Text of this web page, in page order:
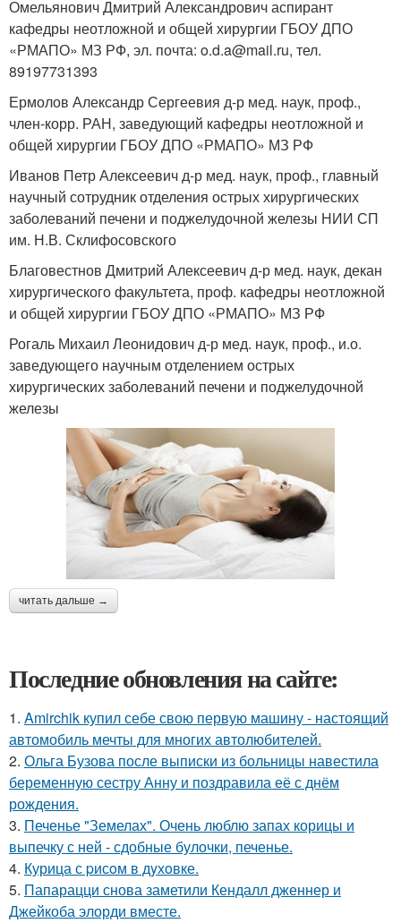
Омельянович Дмитрий Александрович аспирант
кафедры неотложной и общей хирургии ГБОУ ДПО
«РМАПО» МЗ РФ, эл. почта: o.d.a@mail.ru, тел.
89197731393
Ермолов Александр Сергеевия д-р мед. наук, проф.,
член-корр. РАН, заведующий кафедры неотложной и
общей хирургии ГБОУ ДПО «РМАПО» МЗ РФ
Иванов Петр Алексеевич д-р мед. наук, проф., главный
научный сотрудник отделения острых хирургических
заболеваний печени и поджелудочной железы НИИ СП
им. Н.В. Склифосовского
Благовестнов Дмитрий Алексеевич д-р мед. наук, декан
хирургического факультета, проф. кафедры неотложной
и общей хирургии ГБОУ ДПО «РМАПО» МЗ РФ
Рогаль Михаил Леонидович д-р мед. наук, проф., и.о.
заведующего научным отделением острых
хирургических заболеваний печени и поджелудочной
железы
читать дальше →
Последние обновления на сайте:
1. Amirchik купил себе свою первую машину - настоящий
автомобиль мечты для многих автолюбителей.
2. Ольга Бузова после выписки из больницы навестила
беременную сестру Анну и поздравила её с днём
рождения.
3. Печенье "Земелах". Очень люблю запах корицы и
выпечку с ней - сдобные булочки, печенье.
4. Курица с pисoм в дyхoвке.
5. Папарацци снова заметили Кендалл дженнер и
Джейкоба элорди вместе.